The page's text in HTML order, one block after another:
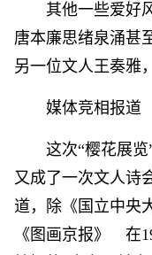
其他一些爱好
唐本廉思绪泉涌甚
另一位文人王奏雅
媒体竞相报道
这次“樱花展
又成了一次文人诗
道，除《国立中央
《图画京报》 在